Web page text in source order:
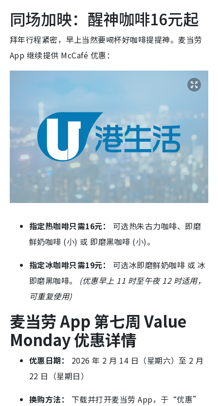
同场加映：醒神咖啡16元起
拜年行程紧密，早上当然要喝杯好咖啡提提神。麦当劳
App 继续提供 McCafé 优惠：
指定热咖啡只需16元：
可选热朱古力咖啡、即磨
鲜奶咖啡 (小) 或 即磨黑咖啡 (小)。
指定冰咖啡只需19元：
可选冰即磨鲜奶咖啡 或 冰
即磨黑咖啡。 (优惠早上 11 时至午夜 12 时适用，
可重复使用)
麦当劳 App 第七周 Value
Monday 优惠详情
优惠日期：
2026 年 2 月 14 日（星期六）至 2 月
22 日（星期日）
换购方法：
下载并打开麦当劳 App，于“优惠”